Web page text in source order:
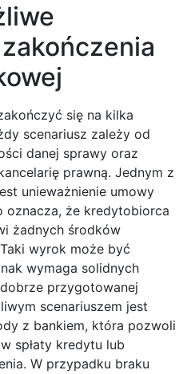
się na kilka
scenariusz zależy od
danej sprawy oraz
prawną. Jednym z
unieważnienie umowy
oznacza, że kredytobiorca
żadnych środków
wyrok może być
wymaga solidnych
przygotowanej
scenariuszem jest
z bankiem, która pozwoli
spłaty kredytu lub
W przypadku braku